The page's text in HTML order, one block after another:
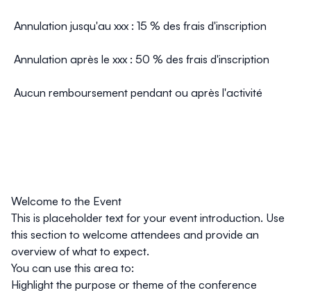
Annulation jusqu'au xxx : 15 % des frais d'inscription
Annulation après le xxx : 50 % des frais d'inscription
Aucun remboursement pendant ou après l'activité
Welcome to the Event
This is placeholder text for your event introduction. Use
this section to welcome attendees and provide an
overview of what to expect.
You can use this area to:
Highlight the purpose or theme of the conference